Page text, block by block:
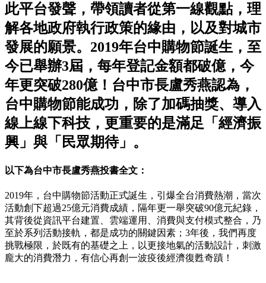
此平台發聲，帶領讀者從第一線觀點，理
解各地政府執行政策的緣由，以及對城市
發展的願景。2019年台中購物節誕生，至
今已舉辦3屆，每年登記金額都破億，今
年更突破280億！台中市長盧秀燕認為，
台中購物節能成功，除了加碼抽獎、導入
線上線下科技，更重要的是滿足「經濟振
興」與「民眾期待」。
以下為台中市長盧秀燕投書全文：
2019年，台中購物節活動正式誕生，引爆全台消費熱潮，當次
活動創下超過25億元消費成績，隔年更一舉突破90億元紀錄，
其背後從資訊平台建置、雲端運用、消費與支付模式整合，乃
至於系列活動接軌，都是成功的關鍵因素；3年後，我們再度
挑戰極限，於既有的基礎之上，以更接地氣的活動設計，刺激
龐大的消費潛力，有信心再創一波疫後經濟復甦奇蹟！